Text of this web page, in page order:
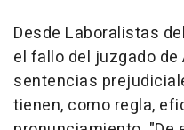
Desde Laboralistas
el fallo del juzgado
sentencias
tienen, como regla,